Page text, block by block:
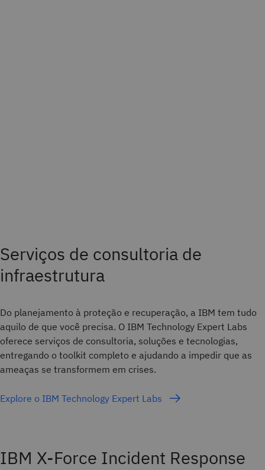
Serviços de consultoria de
infraestrutura
Do planejamento à proteção e recuperação, a IBM tem tudo
aquilo de que você precisa. O IBM Technology Expert Labs
oferece serviços de consultoria, soluções e tecnologias,
entregando o toolkit completo e ajudando a impedir que as
ameaças se transformem em crises.
Explore o IBM Technology Expert Labs
IBM X-Force Incident Response